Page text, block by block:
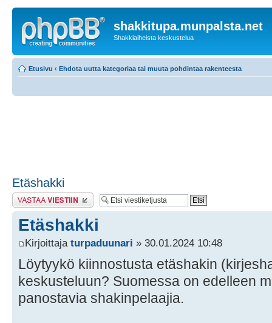
shakkitupa.munpalsta.net
Shakkiaiheista keskustelua
Etusivu ‹ Ehdota uutta kategoriaa tai muuta pohdintaa rakenteesta
Etäshakki
Lähetä vastaus
Etäshakki
Kirjoittaja turpaduunari » 30.01.2024 10:48
Löytyykö kiinnostusta etäshakin
keskusteluun? Suomessa on edelleen
panostavia shakinpelaajia.